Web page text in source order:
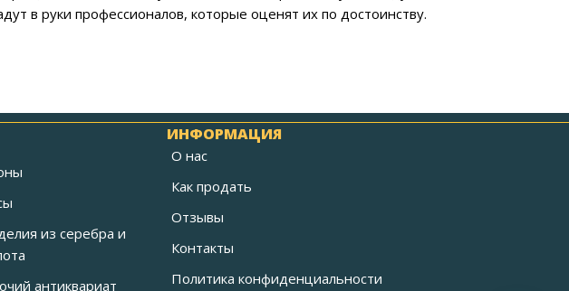
в руки профессионалов, которые оценят их по достоинству.
из серебра и
антиквариат
ИНФОРМАЦИЯ
О нас
Как продать
Отзывы
Контакты
Политика конфиденциальности